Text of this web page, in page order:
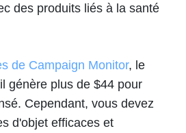
des produits liés à la santé
de Campaign Monitor, le
génère plus de $44 pour
Cependant, vous devez
d'objet efficaces et